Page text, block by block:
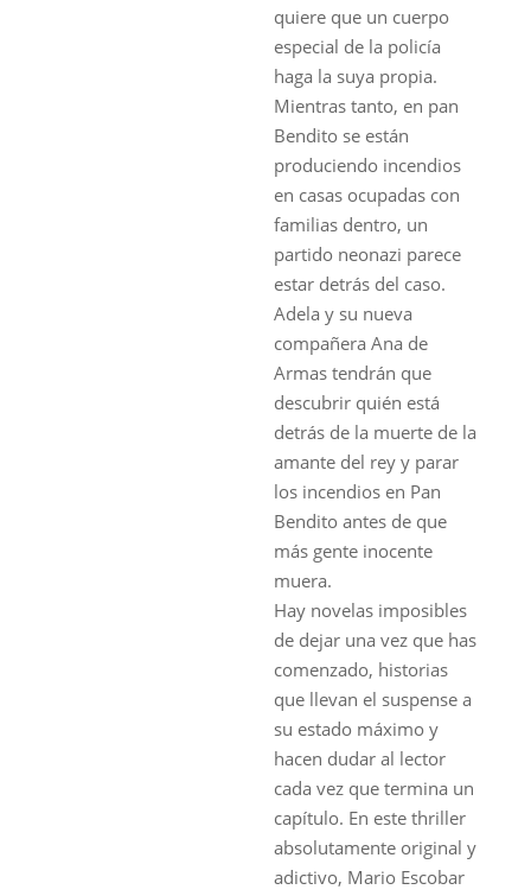
quiere que un cuerpo
especial de la policía
haga la suya propia.
Mientras tanto, en pan
Bendito se están
produciendo incendios
en casas ocupadas con
familias dentro, un
partido neonazi parece
estar detrás del caso.
Adela y su nueva
compañera Ana de
Armas tendrán que
descubrir quién está
detrás de la muerte de la
amante del rey y parar
los incendios en Pan
Bendito antes de que
más gente inocente
muera.
Hay novelas imposibles
de dejar una vez que has
comenzado, historias
que llevan el suspense a
su estado máximo y
hacen dudar al lector
cada vez que termina un
capítulo. En este thriller
absolutamente original y
adictivo, Mario Escobar